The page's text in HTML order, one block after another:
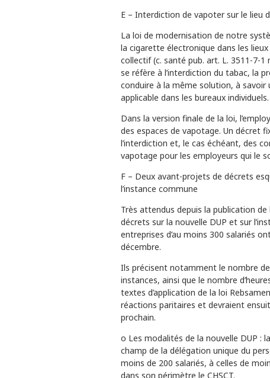
E – Interdiction de vapoter sur le lieu
La loi de modernisation de notre
la cigarette électronique dans les
collectif (c. santé pub. art. L. 3511-7-1
se réfère à l’interdiction du tabac, la
conduire à la même solution, à
applicable dans les bureaux individuels.
Dans la version finale de la loi,
des espaces de vapotage. Un décret
l’interdiction et, le cas échéant, des
vapotage pour les employeurs qui le
F – Deux avant-projets de décrets
l’instance commune
Très attendus depuis la publication
décrets sur la nouvelle DUP et sur
entreprises d’au moins 300 salariés
décembre.
Ils précisent notamment le nombre
instances, ainsi que le nombre
textes d’application de la loi
réactions paritaires et devraient
prochain.
o Les modalités de la nouvelle DUP :
champ de la délégation unique du
moins de 200 salariés, à celles de
dans son périmètre le CHSCT.